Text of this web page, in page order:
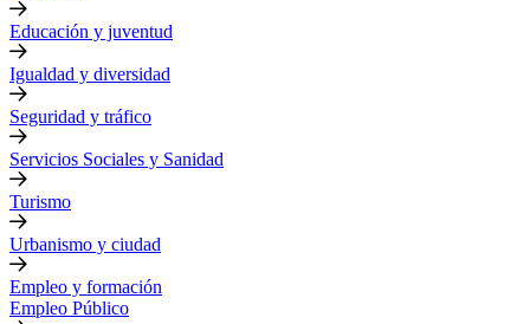
Educación y juventud
Igualdad y diversidad
Seguridad y tráfico
Servicios Sociales y Sanidad
Turismo
Urbanismo y ciudad
Empleo y formación
Empleo Público